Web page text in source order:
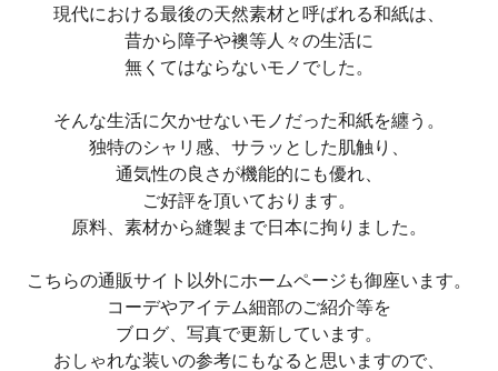
現代における最後の天然素材と呼ばれる和紙は、
昔から障子や襖等人々の生活に
無くてはならないモノでした。
そんな生活に欠かせないモノだった和紙を纏う。
独特のシャリ感、サラッとした肌触り、
通気性の良さが機能的にも優れ、
ご好評を頂いております。
原料、素材から縫製まで日本に拘りました。
こちらの通販サイト以外にホームページも御座います。
コーデやアイテム細部のご紹介等を
ブログ、写真で更新しています。
おしゃれな装いの参考にもなると思いますので、